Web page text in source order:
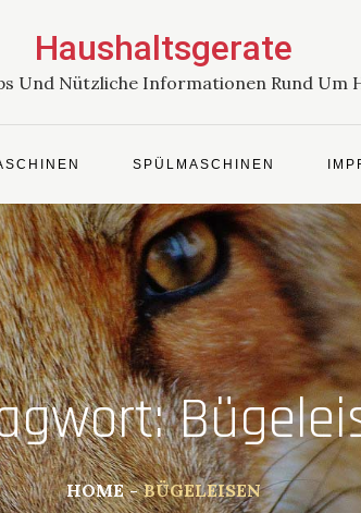
Haushaltsgerate
Und Nützliche Informationen Rund Um
SPÜLMASCHINEN
HOME BÜGELEISEN